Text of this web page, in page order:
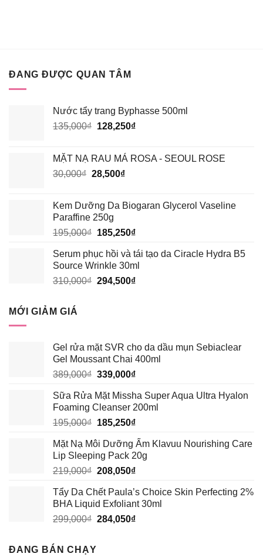
6?
HÓA
HỌC
ĐANG ĐƯỢC QUAN TÂM
Nước tẩy trang Byphasse 500ml
135,000₫ Giá
135,000₫.
128,250₫Giá
là:
MẶT NẠ RAU MÁ ROSA - SEOUL ROSE
30,000₫ Giá
30,000₫.
28,500₫Giá
là:
Kem Dưỡng Da Biogaran Glycerol Vaseline
Paraffine 250g
195,000₫ Giá
là:
195,000₫.
185,250₫Giá
tại
là:
185,250₫.
Serum phục hồi và tái tạo da Ciracle Hydra B5
Source Wrinkle 30ml
310,000₫ Giá
294,500₫Giá
MỚI GIẢM GIÁ
Gel rửa mặt SVR cho da dầu mụn Sebiaclear
Gel Moussant Chai 400ml
389,000₫ Giá
là:
389,000₫.
339,000₫Giá
tại
là:
339,000₫.
Sữa Rửa Mặt Missha Super Aqua Ultra Hyalon
Foaming Cleanser 200ml
195,000₫ Giá
là:
195,000₫.
185,250₫Giá
tại
là:
185,250₫.
Mặt Nạ Môi Dưỡng Ẩm Klavuu Nourishing Care
Lip Sleeping Pack 20g
219,000₫ Giá
là:
219,000₫.
208,050₫Giá
tại
là:
208,050₫.
Tẩy Da Chết Paula’s Choice Skin Perfecting 2%
BHA Liquid Exfoliant 30ml
299,000₫ Giá
284,050₫Giá
ĐANG BÁN CHẠY